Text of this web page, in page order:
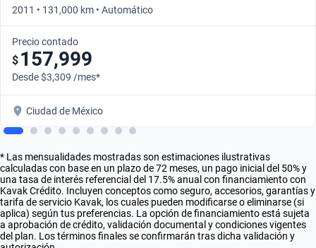
2011 • 131,000 km • Automático
Precio contado
$ 157,999
Desde $3,309 /mes*
Ciudad de México
* Las mensualidades mostradas son estimaciones ilustrativas
calculadas con base en un plazo de 72 meses, un pago inicial del 50% y
una tasa de interés referencial del 17.5% anual con financiamiento con
Kavak Crédito. Incluyen conceptos como seguro, accesorios, garantías y
tarifa de servicio Kavak, los cuales pueden modificarse o eliminarse (si
aplica) según tus preferencias. La opción de financiamiento está sujeta
a aprobación de crédito, validación documental y condiciones vigentes
del plan. Los términos finales se confirmarán tras dicha validación y